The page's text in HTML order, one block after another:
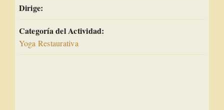
Dirige:
Categoría del Actividad:
Yoga Restaurativa